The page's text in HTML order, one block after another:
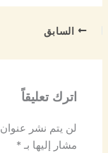
السابق
اترك تعليقاً
لن يتم نشر عنوان
مشار إليها بـ*